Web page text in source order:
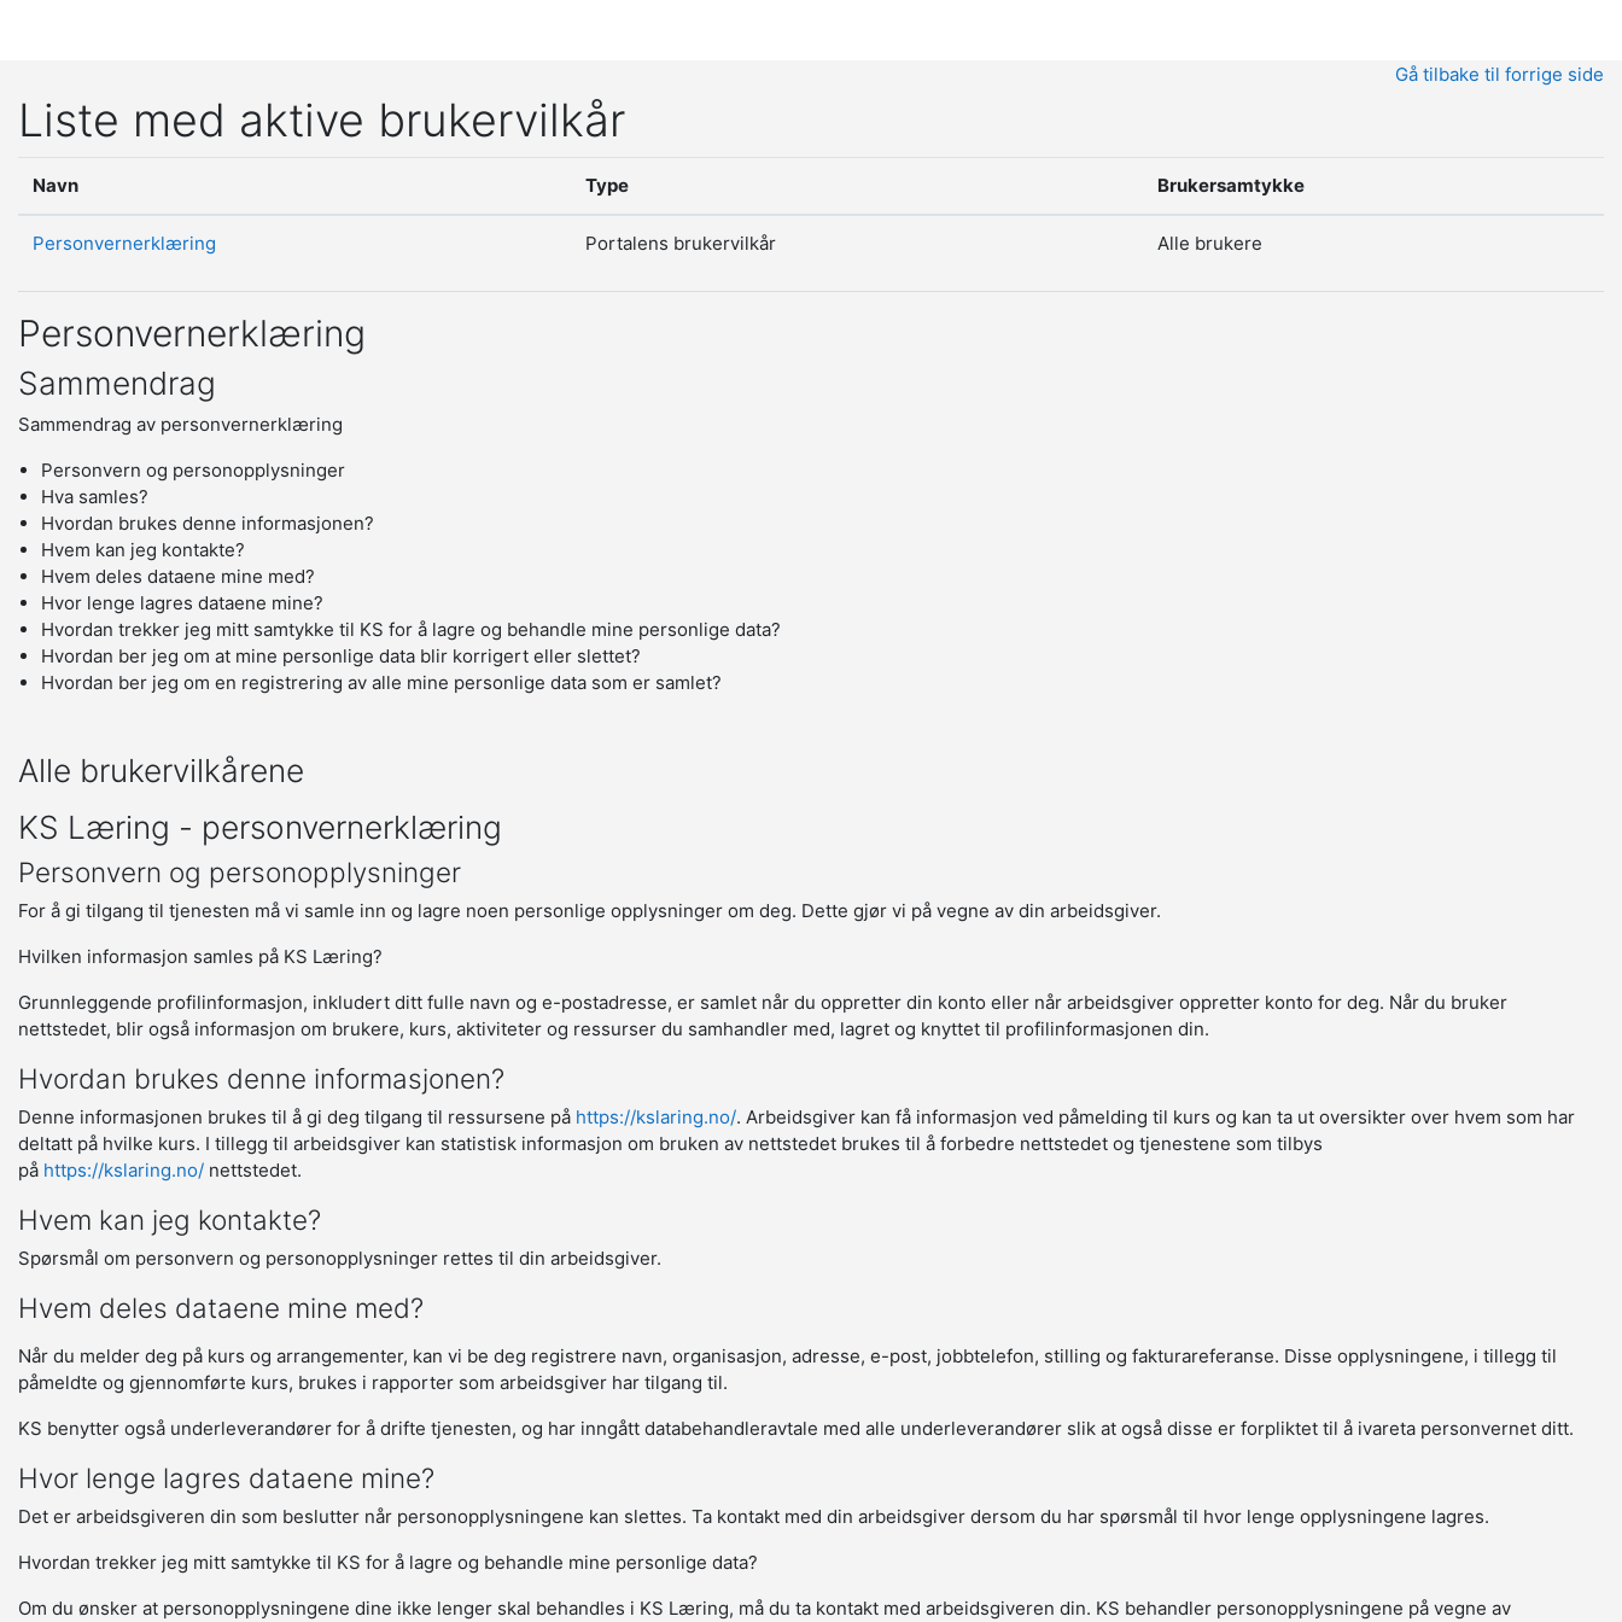
Gå tilbake til forrige side
Liste med aktive brukervilkår
Navn Type Brukersamtykke
Personvernerklæring Portalens brukervilkår Alle brukere
Personvernerklæring
Sammendrag
Sammendrag av personvernerklæring
Personvern og personopplysninger
Hva samles?
Hvordan brukes denne informasjonen?
Hvem kan jeg kontakte?
Hvem deles dataene mine med?
Hvor lenge lagres dataene mine?
Hvordan trekker jeg mitt samtykke til KS for å lagre og behandle mine personlige data?
Hvordan ber jeg om at mine personlige data blir korrigert eller slettet?
Hvordan ber jeg om en registrering av alle mine personlige data som er samlet?
Alle brukervilkårene
KS Læring - personvernerklæring
Personvern og personopplysninger
For å gi tilgang til tjenesten må vi samle inn og lagre noen personlige opplysninger om deg. Dette gjør vi på vegne av din arbeidsgiver.
Hvilken informasjon samles på KS Læring?
Grunnleggende profilinformasjon, inkludert ditt fulle navn og e-postadresse, er samlet når du oppretter din konto eller når arbeidsgiver oppretter konto for deg. Når du bruker
nettstedet, blir også informasjon om brukere, kurs, aktiviteter og ressurser du samhandler med, lagret og knyttet til profilinformasjonen din.
Hvordan brukes denne informasjonen?
Denne informasjonen brukes til å gi deg tilgang til ressursene på https://kslaring.no/. Arbeidsgiver kan få informasjon ved påmelding til kurs og kan ta ut oversikter over hvem som har
deltatt på hvilke kurs. I tillegg til arbeidsgiver kan statistisk informasjon om bruken av nettstedet brukes til å forbedre nettstedet og tjenestene som tilbys
på https://kslaring.no/ nettstedet.
Hvem kan jeg kontakte?
Spørsmål om personvern og personopplysninger rettes til din arbeidsgiver.
Hvem deles dataene mine med?
Når du melder deg på kurs og arrangementer, kan vi be deg registrere navn, organisasjon, adresse, e-post, jobbtelefon, stilling og fakturareferanse. Disse opplysningene, i tillegg til
påmeldte og gjennomførte kurs, brukes i rapporter som arbeidsgiver har tilgang til.
KS benytter også underleverandører for å drifte tjenesten, og har inngått databehandleravtale med alle underleverandører slik at også disse er forpliktet til å ivareta personvernet ditt.
Hvor lenge lagres dataene mine?
Det er arbeidsgiveren din som beslutter når personopplysningene kan slettes. Ta kontakt med din arbeidsgiver dersom du har spørsmål til hvor lenge opplysningene lagres.
Hvordan trekker jeg mitt samtykke til KS for å lagre og behandle mine personlige data?
Om du ønsker at personopplysningene dine ikke lenger skal behandles i KS Læring, må du ta kontakt med arbeidsgiveren din. KS behandler personopplysningene på vegne av